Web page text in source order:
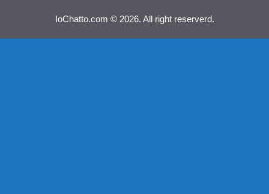
IoChatto.com © 2026. All right reserverd.